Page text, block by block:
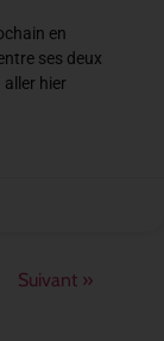
en
ses deux
hier
Suivant »